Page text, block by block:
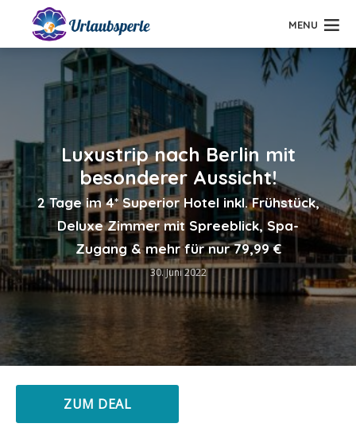
MENU
Luxustrip nach Berlin mit
besonderer Aussicht!
2 Tage im 4* Superior Hotel inkl. Frühstück,
Deluxe Zimmer mit Spreeblick, Spa-
Zugang & mehr für nur 79,99 €
30. Juni 2022
ZUM DEAL